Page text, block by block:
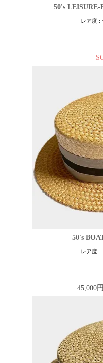
50's
レア
50's
レア
45,000